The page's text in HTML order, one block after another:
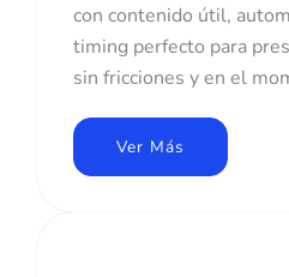
con contenido útil,
timing perfecto para
sin fricciones y en el
Ver Más